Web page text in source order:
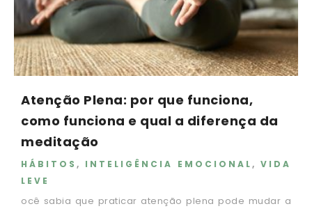
Atenção Plena: por que funciona,
como funciona e qual a diferença da
meditação
HÁBITOS , INTELIGÊNCIA EMOCIONAL,VIDA
LEVE
ocê sabia que praticar atenção plena pode mudar a